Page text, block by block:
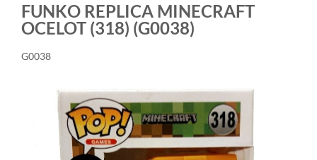
FUNKO REPLICA MINECRAFT
OCELOT (318) (G0038)
G0038